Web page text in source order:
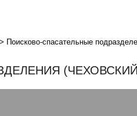
> Поисково-спасательные